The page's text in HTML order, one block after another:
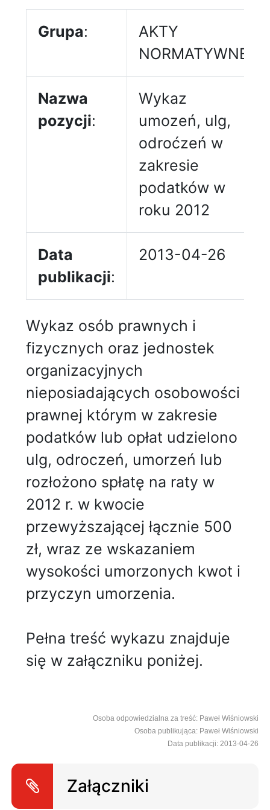
Grupa:
AKTY
NORMATYWNE
Nazwa
pozycji:
Wykaz
umozeń, ulg,
odroćzeń w
zakresie
podatków w
roku 2012
Data
publikacji:
2013-04-26
Wykaz osób prawnych i
fizycznych oraz jednostek
organizacyjnych
nieposiadających osobowości
prawnej którym w zakresie
podatków lub opłat udzielono
ulg, odroczeń, umorzeń lub
rozłożono spłatę na raty w
2012 r. w kwocie
przewyższającej łącznie 500
zł, wraz ze wskazaniem
wysokości umorzonych kwot i
przyczyn umorzenia.
Pełna treść wykazu znajduje
się w załączniku poniżej.
Osoba odpowiedzialna za treść: Paweł Wiśniowski
Osoba publikująca: Paweł Wiśniowski
Data publikacji: 2013-04-26
Załączniki